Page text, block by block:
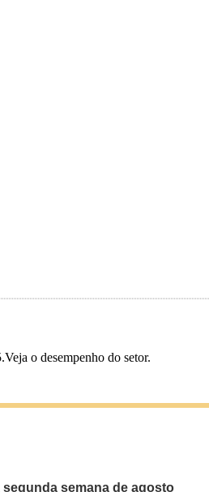
o desempenho do setor.
semana de agosto